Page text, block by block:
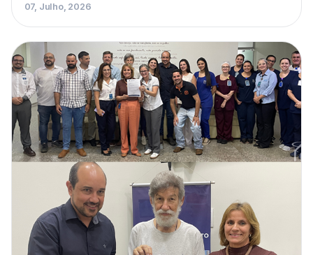
07, Julho, 2026